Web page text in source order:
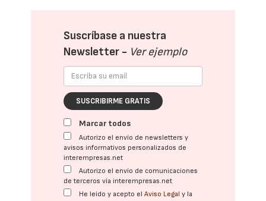
Suscríbase a nuestra
Newsletter - Ver ejemplo
SUSCRIBIRME GRATIS
Marcar todos
Autorizo el envío de newsletters y
avisos informativos personalizados de
interempresas.net
Autorizo el envío de comunicaciones
de terceros vía interempresas.net
He leído y acepto elAviso Legal y la